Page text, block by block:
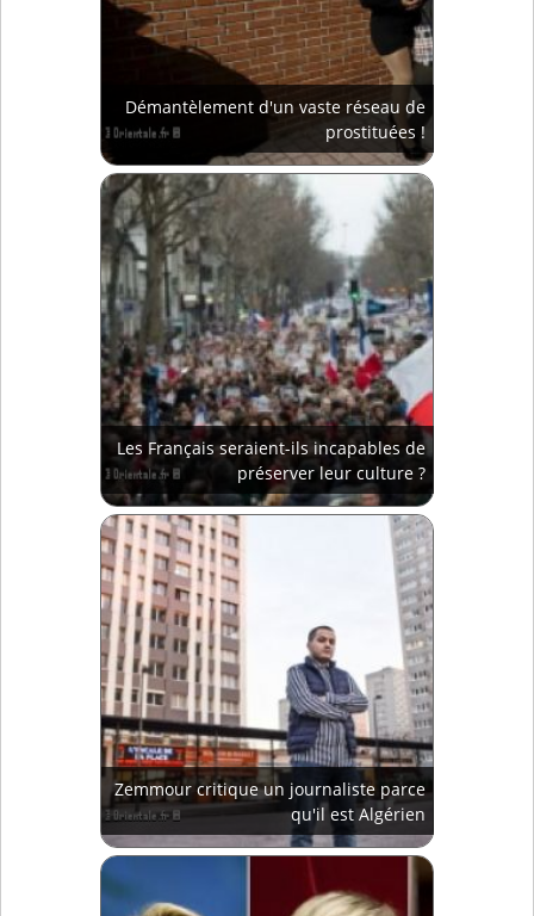
Démantèlement d'un vaste réseau de
prostituées !
Les Français seraient-ils incapables de
préserver leur culture ?
Zemmour critique un journaliste parce
qu'il est Algérien